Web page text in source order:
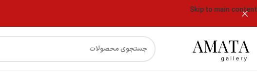
Skip to main content